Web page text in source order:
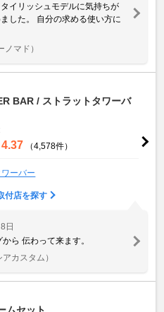
イリッシュモデルに気持ちが
した。 自分の求める使い方に
ノマド）
BAR / ストラットタワーバ
4.37 （4,578件）
ワーバー
付店を探す
日
ら 伝わって来ます。
カスタム）
ムセット